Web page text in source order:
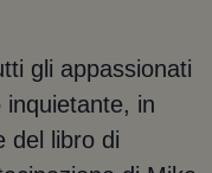
gli appassionati
in
del libro di